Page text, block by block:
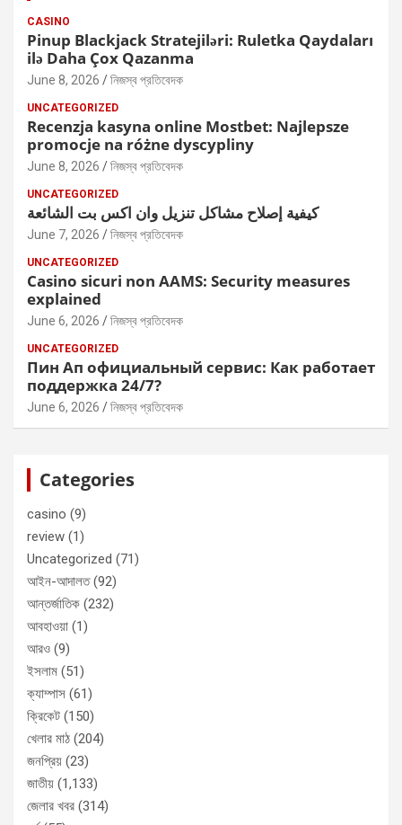
CASINO
Pinup Blackjack Stratejiləri: Ruletka Qaydaları
ilə Daha Çox Qazanma
June 8, 2026 নিজস্ব প্রতিবেদক
UNCATEGORIZED
Recenzja kasyna online Mostbet: Najlepsze
promocje na różne dyscypliny
June 8, 2026 নিজস্ব প্রতিবেদক
UNCATEGORIZED
كيفية إصلاح مشاكل تنزيل وان اكس بت الشائعة
June 7, 2026 নিজস্ব প্রতিবেদক
UNCATEGORIZED
Casino sicuri non AAMS: Security measures
explained
June 6, 2026 নিজস্ব প্রতিবেদক
UNCATEGORIZED
Пин Ап официальный сервис: Как работает
поддержка 24/7?
June 6, 2026 নিজস্ব প্রতিবেদক
Categories
casino (9)
review (1)
Uncategorized (71)
আইন-আদালত(92)
আন্তর্জাতিক (232)
আবহাওয়া (1)
আরও (9)
ইসলাম (51)
ক্যাম্পাস (61)
ক্রিকেট (150)
খেলার মাঠ (204)
জনপ্রিয় (23)
জাতীয় (1,133)
জেলার খবর (314)